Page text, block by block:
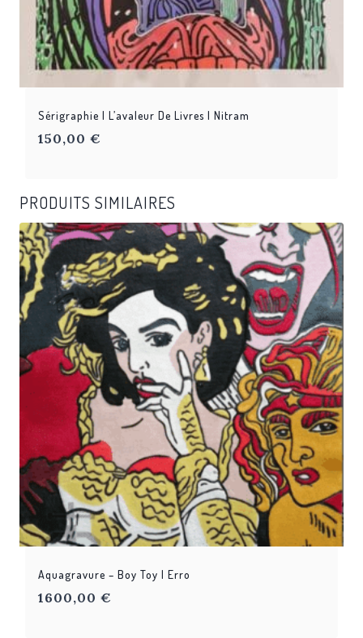
Sérigraphie | L’avaleur De Livres | Nitram
150,00 €
PRODUITS SIMILAIRES
Aquagravure – Boy Toy | Erro
1600,00 €